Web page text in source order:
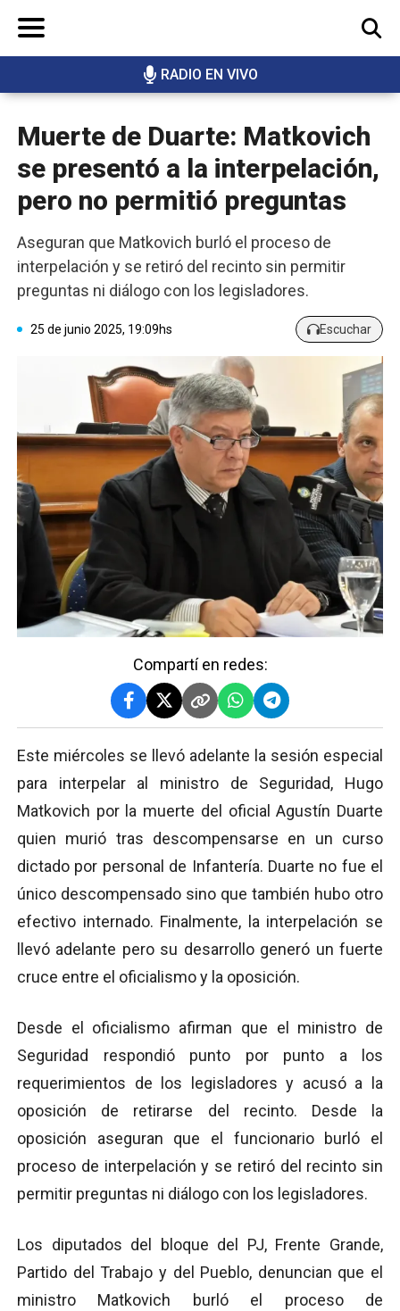
RADIO EN VIVO
BUSCAR
Muerte de Duarte: Matkovich
se presentó a la interpelación,
pero no permitió preguntas
Aseguran que Matkovich burló el proceso de
interpelación y se retiró del recinto sin permitir
preguntas ni diálogo con los legisladores.
25 de junio 2025, 19:09hs Escuchar
Compartí en redes:
Este miércoles se llevó adelante la sesión especial
para interpelar al ministro de Seguridad, Hugo
Matkovich por la muerte del oficial Agustín Duarte
quien murió tras descompensarse en un curso
dictado por personal de Infantería. Duarte no fue el
único descompensado sino que también hubo otro
efectivo internado. Finalmente, la interpelación se
llevó adelante pero su desarrollo generó un fuerte
cruce entre el oficialismo y la oposición.
Desde el oficialismo afirman que el ministro de
Seguridad respondió punto por punto a los
requerimientos de los legisladores y acusó a la
oposición de retirarse del recinto. Desde la
oposición aseguran que el funcionario burló el
proceso de interpelación y se retiró del recinto sin
permitir preguntas ni diálogo con los legisladores.
Los diputados del bloque del PJ, Frente Grande,
Partido del Trabajo y del Pueblo, denuncian que el
ministro Matkovich burló el proceso de